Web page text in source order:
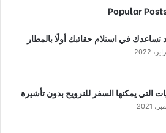
Popular
في استلام حقائبك أولًا بالمطار
التي يمكنها السفر للنرويج بدون تأشيرة